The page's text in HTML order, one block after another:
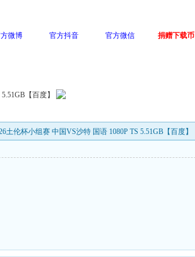
微博 官方抖音 官方微信 捐赠下载币
【百度】
土伦杯小组赛 中国VS沙特 国语 1080P TS 5.51GB【百度】